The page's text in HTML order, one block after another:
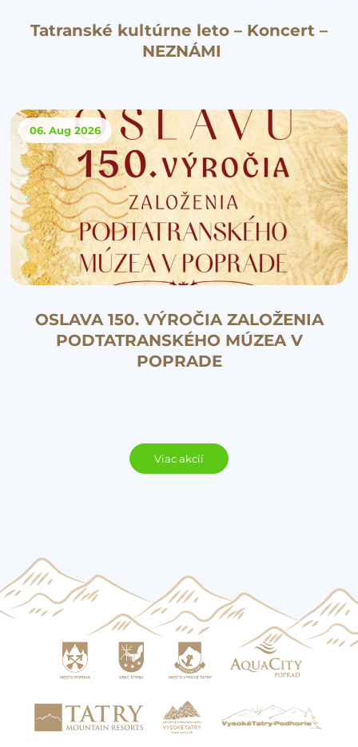
Tatranské kultúrne leto – Koncert –
NEZNÁMI
06. Aug 2026
OSLAVA 150. VÝROČIA ZALOŽENIA
PODTATRANSKÉHO MÚZEA V
POPRADE
Viac akcií